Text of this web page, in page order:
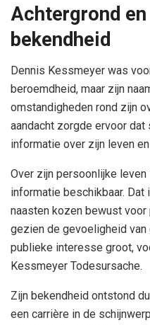
Achtergrond
bekendheid
Dennis Kessmeyer was
beroemdheid, maar zijn
omstandigheden rond zijn
aandacht zorgde ervoor
informatie over zijn leven
Over zijn persoonlijke
informatie beschikbaar.
naasten kozen bewust
gezien de gevoeligheid
publieke interesse groot,
Kessmeyer Todesursache.
Zijn bekendheid ontstond
een carrière in de